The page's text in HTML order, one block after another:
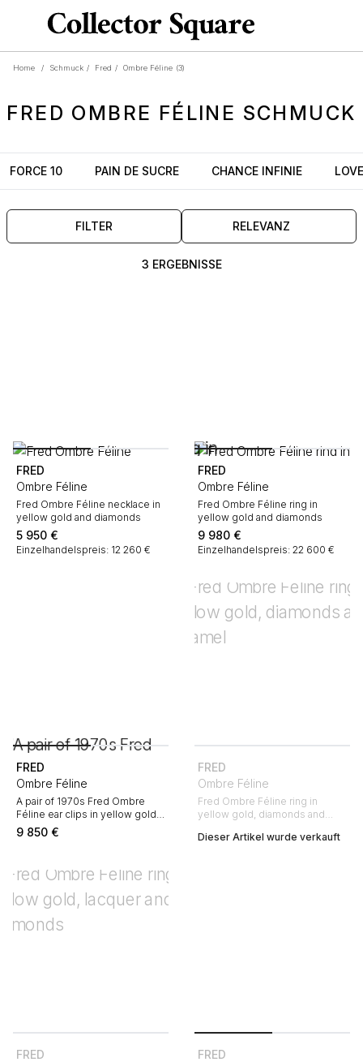
Home / Schmuck / Fred / Ombre Féline (3)
FRED OMBRE FÉLINE SCHMUCK
FORCE 10 PAIN DE SUCRE CHANCE INFINIE
FILTER RELEVANZ
3 ERGEBNISSE
FRED
Ombre Féline
Fred Ombre Féline necklace in
yellow gold and diamonds
5 950 €
Einzelhandelspreis: 12 260 €
FRED
Ombre Féline
Fred Ombre Féline ring in
yellow gold and diamonds
9 980 €
Einzelhandelspreis: 22 600 €
FRED
Ombre Féline
A pair of 1970s Fred Ombre
Féline ear clips in yellow gold
and diamonds
9 850 €
FRED
Ombre Féline
Fred Ombre Féline ring in
yellow gold, diamonds and
Dieser Artikel wurde verkauft
FRED
FRED